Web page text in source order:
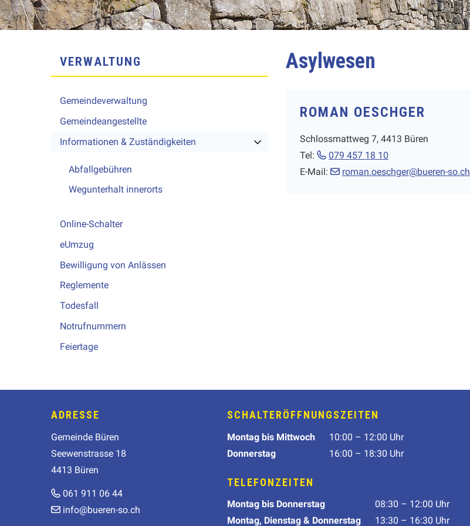
SUBNAVIGATION
VERWALTUNG
Gemeindeverwaltung
Gemeindeangestellte
Informationen & Zuständigkeiten
Abfallgebühren
Wegunterhalt innerorts
Online-Schalter
eUmzug
Bewilligung von Anlässen
Reglemente
Todesfall
Notrufnummern
Feiertage
Asylwesen
ROMAN OESCHGER
Schlossmattweg 7, 4413 Büren
Tel:
079 457 18 10
E-Mail:
roman.oeschger@bueren-so.ch
FooterADRESSE
Gemeinde Büren
Seewenstrasse 18
4413 Büren
061 911 06 44
info@bueren-so.ch
SCHALTERÖFFNUNGSZEITEN
Wochentag Öffnungszeit
Montag bis Mittwoch
10:00 – 12:00 Uhr
Donnerstag
16:00 – 18:30 Uhr
TELEFONZEITEN
Wochentag Telefonzeiten
Montag bis Donnerstag
08:30 – 12:00 Uhr
Montag, Dienstag & Donnerstag
13:30 – 16:30 Uhr